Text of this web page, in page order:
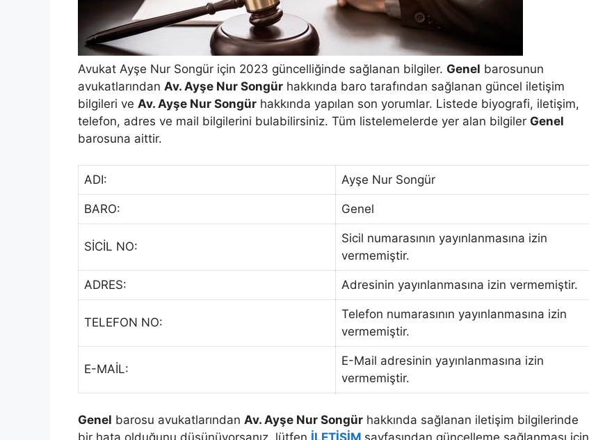
Avukat Ayşe Nur Songür için 2023 güncelliğinde sağlanan bilgiler. Genel barosunun
avukatlarından Av. Ayşe Nur Songür hakkında baro tarafından sağlanan güncel iletişim
bilgileri ve Av. Ayşe Nur Songür hakkında yapılan son yorumlar. Listede biyografi, iletişim,
telefon, adres ve mail bilgilerini bulabilirsiniz. Tüm listelemelerde yer alan bilgiler Genel
barosuna aittir.
ADI: Ayşe Nur Songür
BARO: Genel
SİCİL NO:
Sicil numarasının yayınlanmasına izin
vermemiştir.
ADRES: Adresinin yayınlanmasına izin vermemiştir.
TELEFON NO:
Telefon numarasının yayınlanmasına izin
vermemiştir.
E-MAİL:
E-Mail adresinin yayınlanmasına izin
vermemiştir.
Genel barosu avukatlarından Av. Ayşe Nur Songür hakkında sağlanan iletişim bilgilerinde
bir hata olduğunu düşünüyorsanız, lütfen İLETİŞİM sayfasından güncelleme sağlanması için